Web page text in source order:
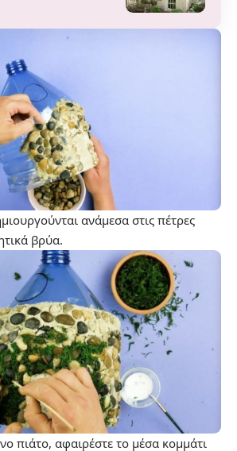
ανάμεσα στις πέτρες
βρύα.
πιάτο, αφαιρέστε το μέσα κομμάτι